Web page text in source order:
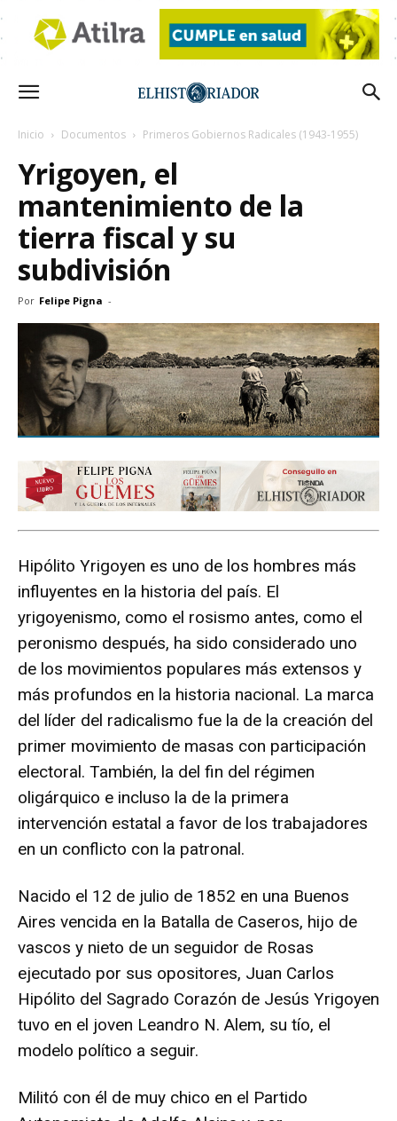
Inicio Documentos Primeros Gobiernos Radicales (1943-1955)
Yrigoyen, el
mantenimiento de la
tierra fiscal y su
subdivisión
Por Felipe Pigna -
Hipólito Yrigoyen es uno de los hombres más
influyentes en la historia del país. El
yrigoyenismo, como el rosismo antes, como el
peronismo después, ha sido considerado uno
de los movimientos populares más extensos y
más profundos en la historia nacional. La marca
del líder del radicalismo fue la de la creación del
primer movimiento de masas con participación
electoral. También, la del fin del régimen
oligárquico e incluso la de la primera
intervención estatal a favor de los trabajadores
en un conflicto con la patronal.
Nacido el 12 de julio de 1852 en una Buenos
Aires vencida en la Batalla de Caseros, hijo de
vascos y nieto de un seguidor de Rosas
ejecutado por sus opositores, Juan Carlos
Hipólito del Sagrado Corazón de Jesús Yrigoyen
tuvo en el joven Leandro N. Alem, su tío, el
modelo político a seguir.
Militó con él de muy chico en el Partido